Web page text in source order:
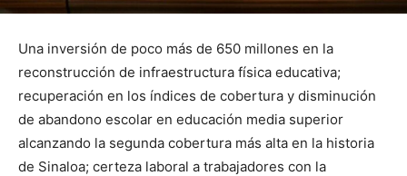
Una inversión de poco más de 650 millones en la
reconstrucción de infraestructura física educativa;
recuperación en los índices de cobertura y disminución
de abandono escolar en educación media superior
alcanzando la segunda cobertura más alta en la historia
de Sinaloa; certeza laboral a trabajadores con la